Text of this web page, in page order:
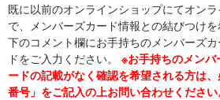
既に以前のオンラインショップにてオン
で、メンバーズカード情報との結びつけ
下のコメント欄にお手持ちのメンバーズ
ドをご入力ください。 ※お手持ちのメンバ
ードの記載がなく確認を希望される方は
番号」をご記入の上お問い合わせください